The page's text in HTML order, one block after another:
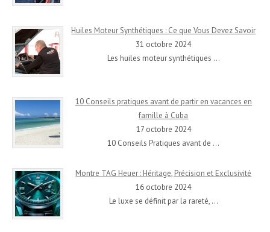
Huiles Moteur Synthétiques : Ce que Vous Devez Savoir
31 octobre 2024
Les huiles moteur synthétiques …
10 Conseils pratiques avant de partir en vacances en
famille à Cuba
17 octobre 2024
10 Conseils Pratiques avant de …
Montre TAG Heuer : Héritage, Précision et Exclusivité
16 octobre 2024
Le luxe se définit par la rareté, …